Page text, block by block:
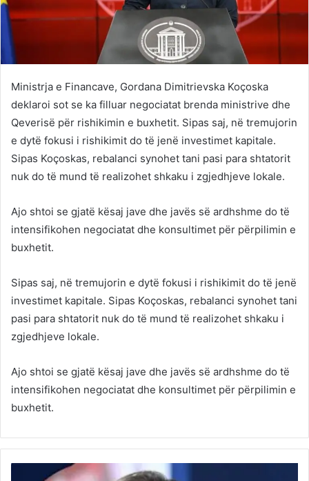
Ministrja e Financave, Gordana Dimitrievska Koçoska
deklaroi sot se ka filluar negociatat brenda ministrive dhe
Qeverisë për rishikimin e buxhetit. Sipas saj, në tremujorin
e dytë fokusi i rishikimit do të jenë investimet kapitale.
Sipas Koçoskas, rebalanci synohet tani pasi para shtatorit
nuk do të mund të realizohet shkaku i zgjedhjeve lokale.
Ajo shtoi se gjatë kësaj jave dhe javës së ardhshme do të
intensifikohen negociatat dhe konsultimet për përpilimin e
buxhetit.
Sipas saj, në tremujorin e dytë fokusi i rishikimit do të jenë
investimet kapitale. Sipas Koçoskas, rebalanci synohet tani
pasi para shtatorit nuk do të mund të realizohet shkaku i
zgjedhjeve lokale.
Ajo shtoi se gjatë kësaj jave dhe javës së ardhshme do të
intensifikohen negociatat dhe konsultimet për përpilimin e
buxhetit.